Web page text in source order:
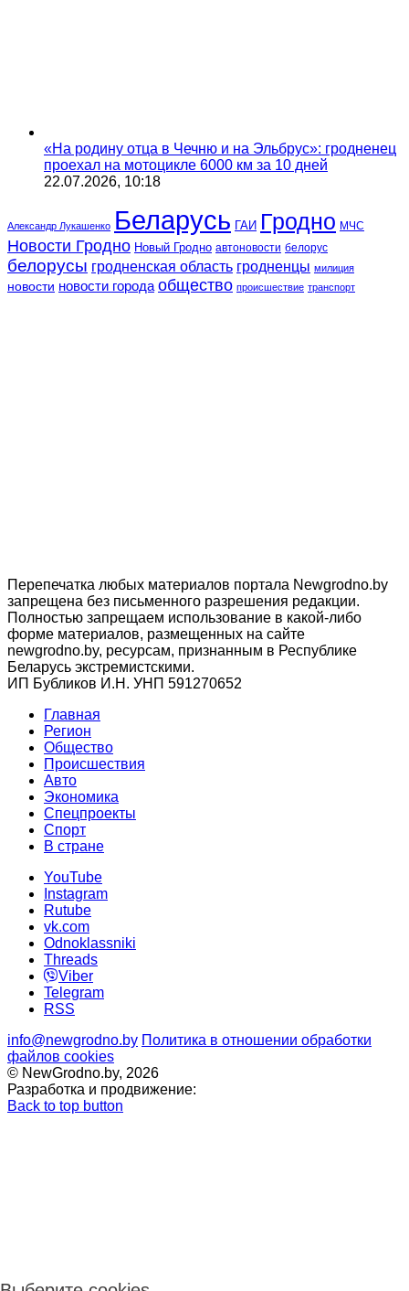
«На родину отца в Чечню и на Эльбрус»: гродненец
проехал на мотоцикле 6000 км за 10 дней
22.07.2026, 10:18
Александр Лукашенко Беларусь ГАИ Гродно МЧС
Новости Гродно Новый Гродно автоновости белорус
белорусы гродненская область гродненцы милиция
новости новости города общество происшествие транспорт
Перепечатка любых материалов портала Newgrodno.by
запрещена без письменного разрешения редакции.
Полностью запрещаем использование в какой-либо
форме материалов, размещенных на сайте
newgrodno.by, ресурсам, признанным в Республике
Беларусь экстремистскими.
ИП Бубликов И.Н. УНП 591270652
Главная
Регион
Общество
Происшествия
Авто
Экономика
Спецпроекты
Cпорт
В стране
YouTube
Instagram
Rutube
vk.com
Odnoklassniki
Threads
Viber
Telegram
RSS
info@newgrodno.by Политика в отношении обработки
файлов cookies
© NewGrodno.by, 2026
Разработка и продвижение:
Back to top button